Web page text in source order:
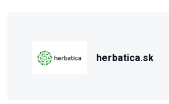
herbatica.sk